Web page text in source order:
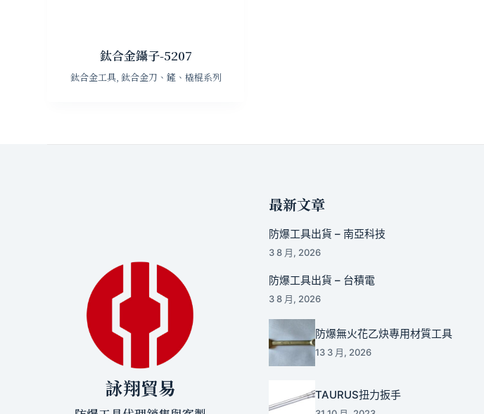
鈦合金鑷子-5207
鈦合金工具, 鈦合金刀、鏟、橇棍系列
詠翔貿易
最新文章
防爆工具出貨 – 南亞科技
3 8 月, 2026
防爆工具出貨 – 台積電
3 8 月, 2026
防爆無火花乙炔專用材質工具
13 3 月, 2026
TAURUS扭力扳手